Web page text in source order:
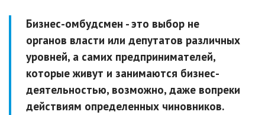
Бизнес-омбудсмен - это выбор не
органов власти или депутатов различных
уровней, а самих предпринимателей,
которые живут и занимаются бизнес-
деятельностью, возможно, даже вопреки
действиям определенных чиновников.